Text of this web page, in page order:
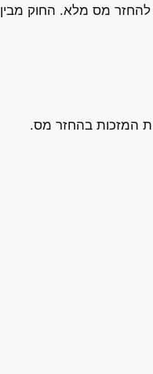
רפואית בשיעור של 75% ומעלה, ישנה אפשרות